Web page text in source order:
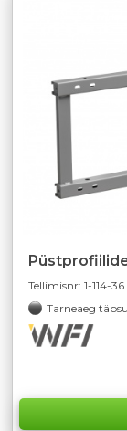
Tellimisnr: 1-114-36
Tarneaeg